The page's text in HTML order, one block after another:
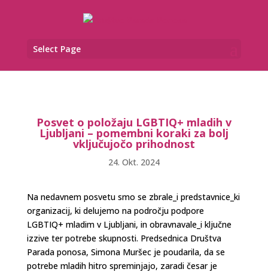
Select Page
Posvet o položaju LGBTIQ+ mladih v
Ljubljani – pomembni koraki za bolj
vključujočo prihodnost
24. Okt. 2024
Na nedavnem posvetu smo se zbrale_i predstavnice_ki
organizacij, ki delujemo na področju podpore
LGBTIQ+ mladim v Ljubljani, in obravnavale_i ključne
izzive ter potrebe skupnosti. Predsednica Društva
Parada ponosa, Simona Muršec je poudarila, da se
potrebe mladih hitro spreminjajo, zaradi česar je